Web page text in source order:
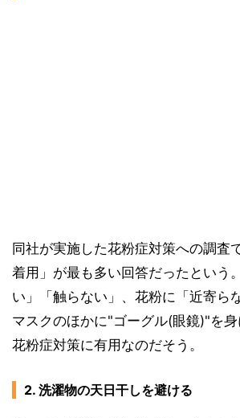
同社が実施した花粉症対策への調査
着用」が最も多い回答だったという
い」「触らない」、花粉に「近寄ら
マスクのほかに"ゴーグル(眼鏡)"を身
花粉症対策に有用なのだそう。
2. 洗濯物の天日干しを避ける